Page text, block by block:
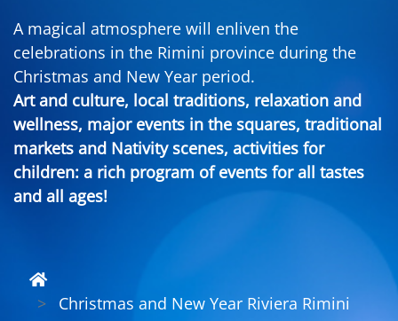
A magical atmosphere will enliven the
celebrations in the Rimini province during the
Christmas and New Year period.
Art and culture, local traditions, relaxation and
wellness, major events in the squares, traditional
markets and Nativity scenes, activities for
children: a rich program of events for all tastes
and all ages!
Christmas and New Year Riviera Rimini